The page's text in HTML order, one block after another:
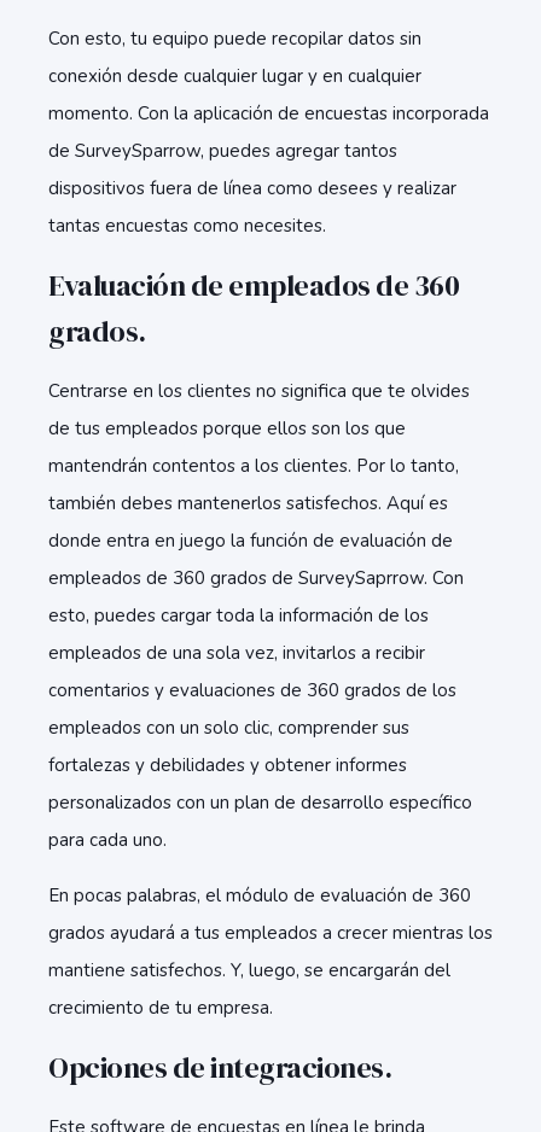
Con esto, tu equipo puede recopilar datos sin
conexión desde cualquier lugar y en cualquier
momento. Con la aplicación de encuestas incorporada
de SurveySparrow, puedes agregar tantos
dispositivos fuera de línea como desees y realizar
tantas encuestas como necesites.
Evaluación de empleados de 360
grados.
Centrarse en los clientes no significa que te olvides
de tus empleados porque ellos son los que
mantendrán contentos a los clientes. Por lo tanto,
también debes mantenerlos satisfechos. Aquí es
donde entra en juego la función de evaluación de
empleados de 360 grados de SurveySaprrow. Con
esto, puedes cargar toda la información de los
empleados de una sola vez, invitarlos a recibir
comentarios y evaluaciones de 360 grados de los
empleados con un solo clic, comprender sus
fortalezas y debilidades y obtener informes
personalizados con un plan de desarrollo específico
para cada uno.
En pocas palabras, el módulo de evaluación de 360
grados ayudará a tus empleados a crecer mientras los
mantiene satisfechos. Y, luego, se encargarán del
crecimiento de tu empresa.
Opciones de integraciones.
Este software de encuestas en línea le brinda